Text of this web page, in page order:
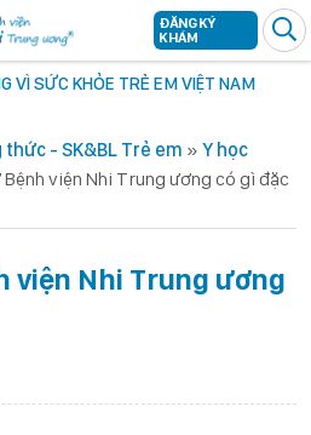
VÌ SỨC KHỎE TRẺ EM VIỆT NAM
ĐĂNG KÝ
KHÁM
- SK&BL Trẻ em » Y học
Bệnh viện Nhi Trung ương có gì đặc
viện Nhi Trung ương